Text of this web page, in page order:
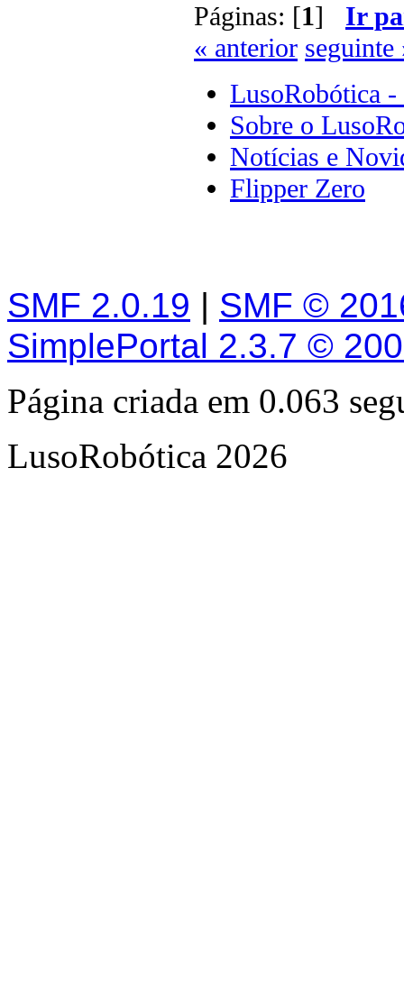
Páginas: [1] Ir
« anterior seguinte
LusoRobótica -
Sobre o
Notícias e
Flipper Zero
SMF 2.0.19 | SMF ©
SimplePortal 2.3.7 ©
Página criada em 0.063
LusoRobótica 2026